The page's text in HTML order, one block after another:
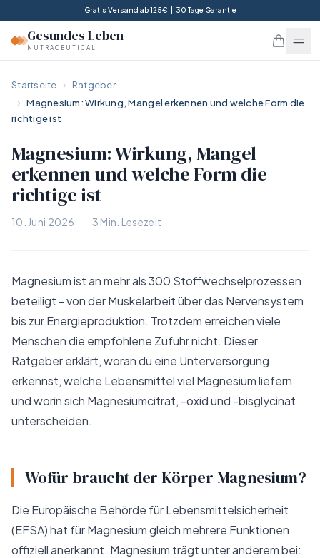
Gratis Versand ab 125€ | 30 Tage Garantie
Gesundes Leben
NUTRACEUTICAL
Startseite
Ratgeber
Magnesium: Wirkung, Mangel erkennen und welche Form die
richtige ist
Magnesium: Wirkung, Mangel
erkennen und welche Form die
richtige ist
10. Juni 2026 · 3 Min. Lesezeit
Magnesium ist an mehr als 300 Stoffwechselprozessen
beteiligt - von der Muskelarbeit über das Nervensystem
bis zur Energieproduktion. Trotzdem erreichen viele
Menschen die empfohlene Zufuhr nicht. Dieser
Ratgeber erklärt, woran du eine Unterversorgung
erkennst, welche Lebensmittel viel Magnesium liefern
und worin sich Magnesiumcitrat, -oxid und -bisglycinat
unterscheiden.
Wofür braucht der Körper Magnesium?
Die Europäische Behörde für Lebensmittelsicherheit
(EFSA) hat für Magnesium gleich mehrere Funktionen
offiziell anerkannt. Magnesium trägt unter anderem bei: